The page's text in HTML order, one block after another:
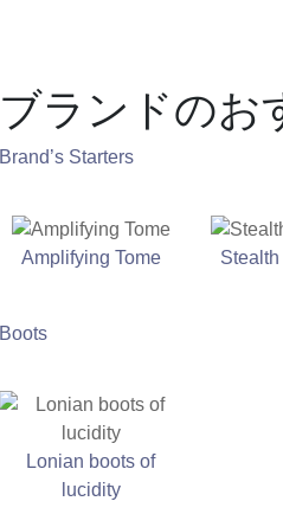
ブランドのお
Brand’s Starters
Amplifying Tome Stealth
Boots
Lonian boots of
lucidity